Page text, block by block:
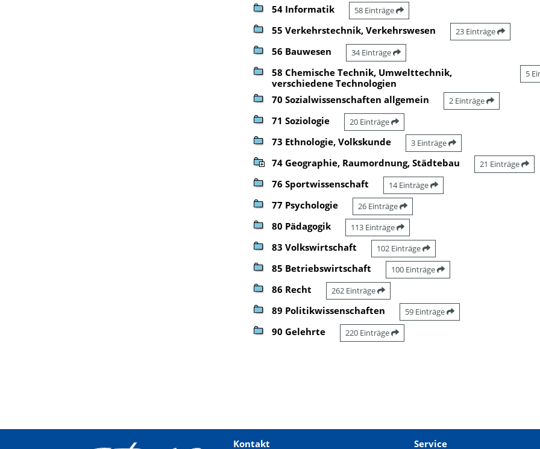
54 Informatik 58 Einträge
55 Verkehrstechnik, Verkehrswesen 23 Einträge
56 Bauwesen 34 Einträge
58 Chemische Technik, Umwelttechnik,
verschiedene Technologien
5
70 Sozialwissenschaften allgemein 2 Einträge
71 Soziologie 20 Einträge
73 Ethnologie, Volkskunde 3 Einträge
74 Geographie, Raumordnung, Städtebau 21 Einträge
76 Sportwissenschaft 14 Einträge
77 Psychologie 26 Einträge
80 Pädagogik 113 Einträge
83 Volkswirtschaft 102 Einträge
85 Betriebswirtschaft 100 Einträge
86 Recht 262 Einträge
89 Politikwissenschaften 59 Einträge
90 Gelehrte 220 Einträge
Kontakt Service